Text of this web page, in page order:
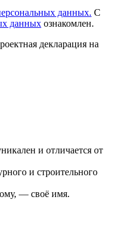
данных. С
данных ознакомлен.
декларация на
и отличается от
и строительного
— своё имя.